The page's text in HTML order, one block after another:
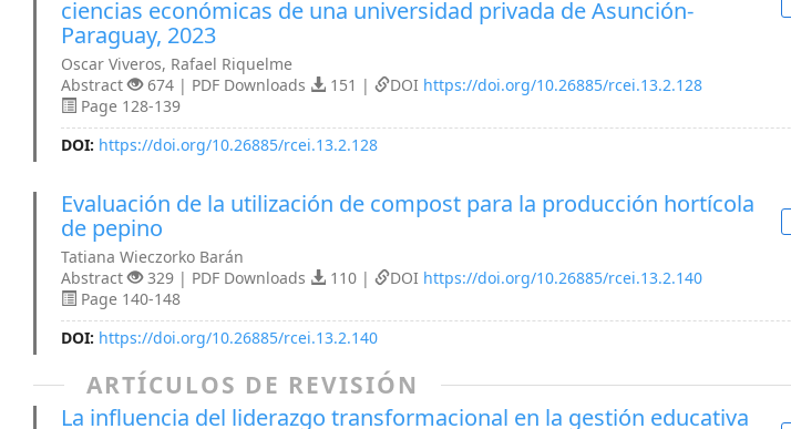
ciencias económicas de una universidad privada de Asunción-
Paraguay, 2023
Oscar Viveros, Rafael Riquelme
Abstract
674 | PDF Downloads 151 | DOI https://doi.org/10.26885/rcei.13.2.128
Page 128-139
DOI: https://doi.org/10.26885/rcei.13.2.128
Evaluación de la utilización de compost para la producción hortícola
de pepino
Tatiana Wieczorko Barán
Abstract
329 | PDF Downloads 110 | DOI https://doi.org/10.26885/rcei.13.2.140
Page 140-148
DOI: https://doi.org/10.26885/rcei.13.2.140
ARTÍCULOS DE REVISIÓN
La influencia del liderazgo transformacional en la gestión educativa